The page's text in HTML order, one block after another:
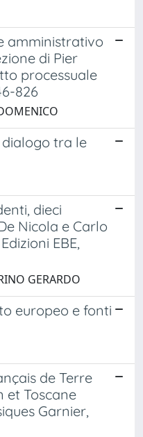
amministrativo
di Pier
processuale
826
dialogo tra le
dieci
Nicola e Carlo
EBE,
GERARDO
europeo e fonti
de Terre
et Toscane
Garnier,